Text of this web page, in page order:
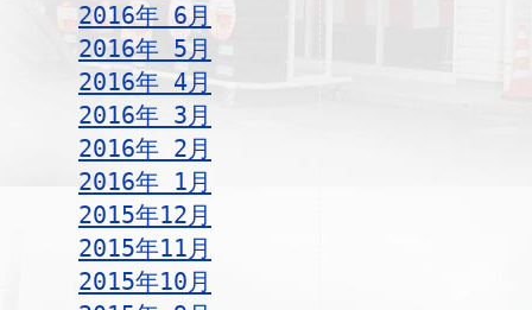
2016年 6月
2016年 5月
2016年 4月
2016年 3月
2016年 2月
2016年 1月
2015年12月
2015年11月
2015年10月